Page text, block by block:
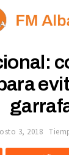
3, 2018